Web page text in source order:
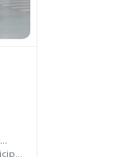
Consulta las ubicaciones participantes